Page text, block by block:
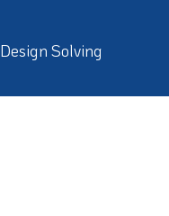
Design Solving